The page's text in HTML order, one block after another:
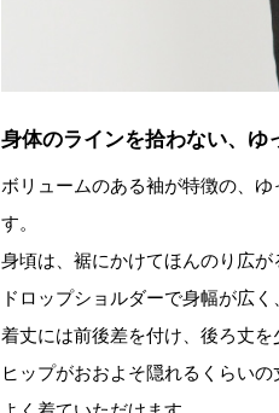
身体のラインを拾わない、ゆ
ボリュームのある袖が特徴の、
す。
身頃は、裾にかけてほんのり広が
ドロップショルダーで身幅が広
着丈には前後差を付け、後ろ丈を
ヒップがおおよそ隠れるくらい